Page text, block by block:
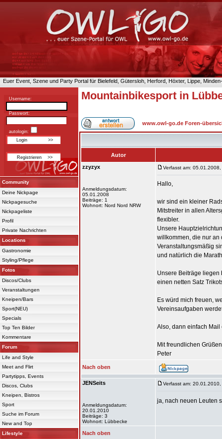
Euer Event, Szene und Party Portal für Bielefeld, Gütersloh, Herford, Höxter, Lippe,
Username:
Passwort:
autologin:
Community
Deine Nickpage
Nickpagesuche
Nickpageliste
Profil
Private Nachrichten
Locations
Gastronomie
Styling/Pflege
Fotos
Discos/Clubs
Veranstaltungen
Kneipen/Bars
Sport(NEU)
Specials
Top Ten Bilder
Kommentare
Forum
Life and Style
Meet and Flirt
Partytipps, Events
Discos, Clubs
Kneipen, Bistros
Sport
Suche im Forum
New and Top
Lifestyle
Mountainbikesport in
www.owl-go.de Foren-
Autor
zzyzyx
Anmeldungsdatum:
05.01.2008
Beiträge: 1
Wohnort: Nord Nord NRW
Verfasst am:
Hallo,
wir sind ein kleiner
Mitstreiter in allen
flexibler.
Unsere
willkommen, die nur an
Veranstaltungsmäßig
und natürlich die
Unsere Beiträge liegen
einen netten Satz
Es würd mich freuen,
Vereinsaufgaben
Also, dann einfach
Mit freundlichen Grüßen
Peter
Nach oben
JENSeits
Anmeldungsdatum:
20.01.2010
Beiträge: 3
Wohnort: Lübbecke
Verfasst am:
ja, nach neuen Leuten
Nach oben